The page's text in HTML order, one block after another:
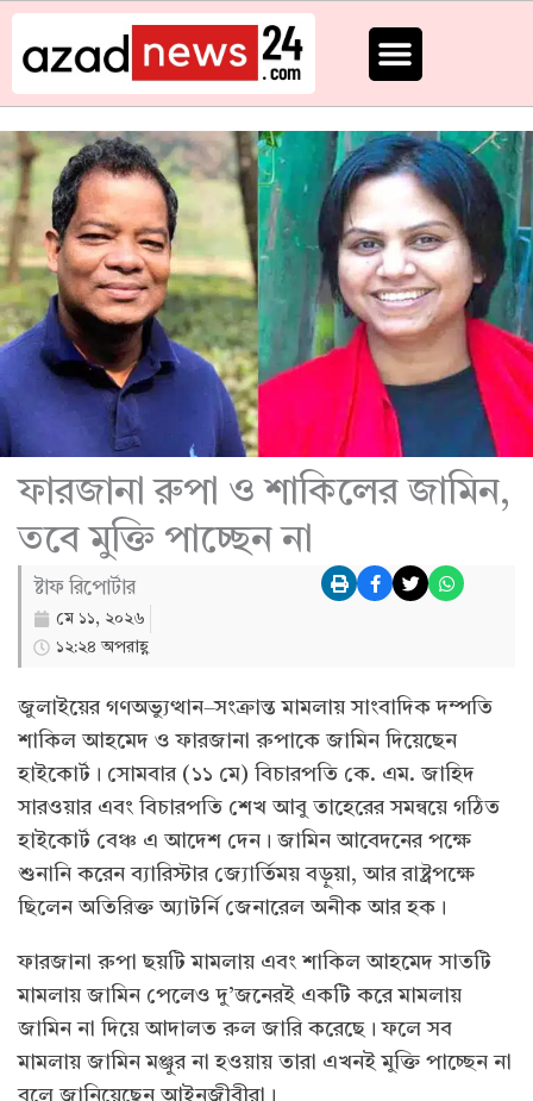
Skip
content
ফারজানা রুপা ও শাকিলের জামিন,
তবে মুক্তি পাচ্ছেন না
ষ্টাফ রিপোর্টার
মে ১১, ২০২৬
১২:২৪ অপরাহ্ণ
জুলাইয়ের গণঅভ্যুত্থান–সংক্রান্ত মামলায় সাংবাদিক দম্পতি
শাকিল আহমেদ ও ফারজানা রুপাকে জামিন দিয়েছেন
হাইকোর্ট। সোমবার (১১ মে) বিচারপতি কে. এম. জাহিদ
সারওয়ার এবং বিচারপতি শেখ আবু তাহেরের সমন্বয়ে গঠিত
হাইকোর্ট বেঞ্চ এ আদেশ দেন। জামিন আবেদনের পক্ষে
শুনানি করেন ব্যারিস্টার জ্যোর্তিময় বড়ুয়া, আর রাষ্ট্রপক্ষে
ছিলেন অতিরিক্ত অ্যাটর্নি জেনারেল অনীক আর হক।
ফারজানা রুপা ছয়টি মামলায় এবং শাকিল আহমেদ সাতটি
মামলায় জামিন পেলেও দু’জনেরই একটি করে মামলায়
জামিন না দিয়ে আদালত রুল জারি করেছে। ফলে সব
মামলায় জামিন মঞ্জুর না হওয়ায় তারা এখনই মুক্তি পাচ্ছেন না
বলে জানিয়েছেন আইনজীবীরা।